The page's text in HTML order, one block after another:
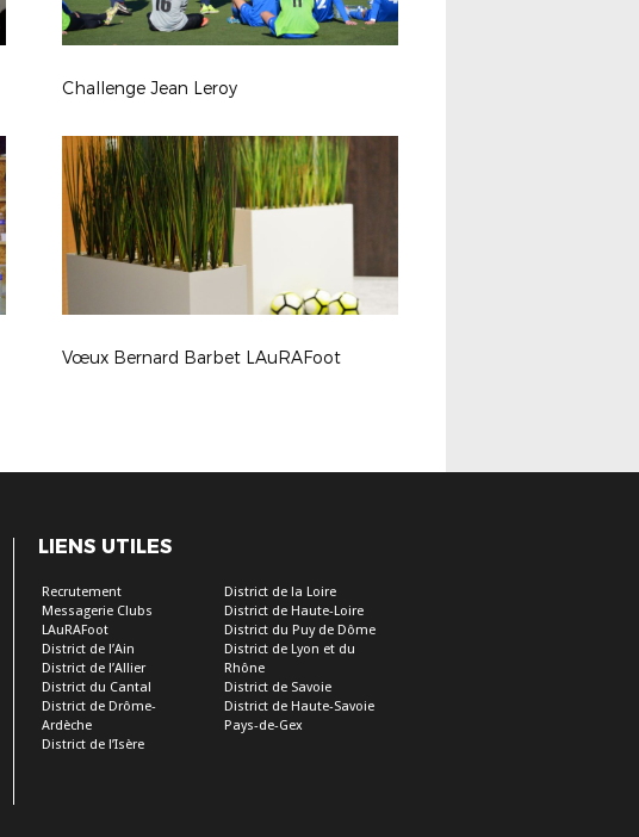
Challenge Jean Leroy
Vœux Bernard Barbet LAuRAFoot
LIENS UTILES
Recrutement
Messagerie Clubs
LAuRAFoot
District de l’Ain
District de l’Allier
District du Cantal
District de Drôme-
Ardèche
District de l’Isère
District de la Loire
District de Haute-Loire
District du Puy de Dôme
District de Lyon et du
Rhône
District de Savoie
District de Haute-Savoie
Pays-de-Gex